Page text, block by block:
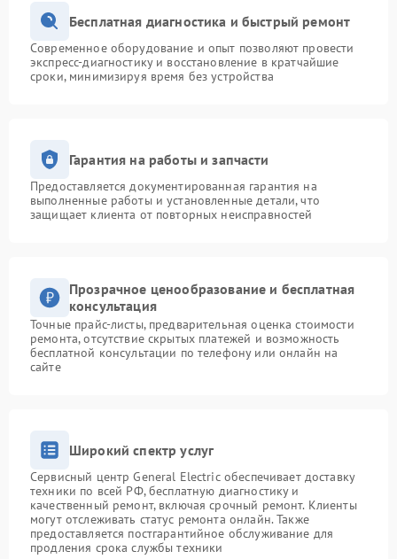
Бесплатная диагностика и быстрый ремонт
Современное оборудование и опыт позволяют провести
экспресс-диагностику и восстановление в кратчайшие
сроки, минимизируя время без устройства
Гарантия на работы и запчасти
Предоставляется документированная гарантия на
выполненные работы и установленные детали, что
защищает клиента от повторных неисправностей
Прозрачное ценообразование и бесплатная
консультация
Точные прайс-листы, предварительная оценка стоимости
ремонта, отсутствие скрытых платежей и возможность
бесплатной консультации по телефону или онлайн на
сайте
Широкий спектр услуг
Сервисный центр General Electric обеспечивает доставку
техники по всей РФ, бесплатную диагностику и
качественный ремонт, включая срочный ремонт. Клиенты
могут отслеживать статус ремонта онлайн. Также
предоставляется постгарантийное обслуживание для
продления срока службы техники